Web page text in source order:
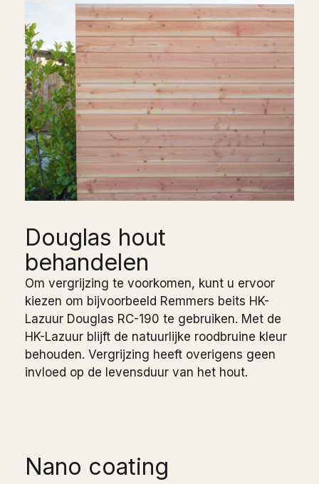
Douglas hout
behandelen
Om vergrijzing te voorkomen, kunt u ervoor
kiezen om bijvoorbeeld Remmers beits HK-
Lazuur Douglas RC-190 te gebruiken. Met de
HK-Lazuur blijft de natuurlijke roodbruine kleur
behouden. Vergrijzing heeft overigens geen
invloed op de levensduur van het hout.
Nano coating